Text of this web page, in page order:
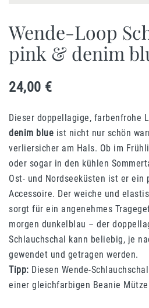
Wende-Loop
pink & denim
24,00 €
Dieser doppellagige, farbenfrohe
denim blue ist nicht nur schön
verliersicher am Hals. Ob im
oder sogar in den kühlen
Ost- und Nordseeküsten ist er ein
Accessoire. Der weiche und
sorgt für ein angenehmes
morgen dunkelblau – der
Schlauchschal kann beliebig, je
gewendet und getragen werden.
Tipp: Diesen Wende-
einer gleichfarbigen Beanie